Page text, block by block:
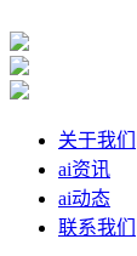
关于我们
ai资讯
ai动态
联系我们